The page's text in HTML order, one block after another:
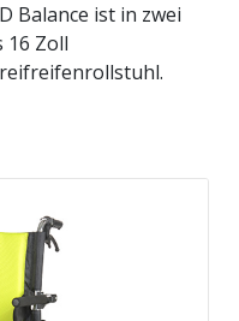
Balance ist in zwei
16 Zoll